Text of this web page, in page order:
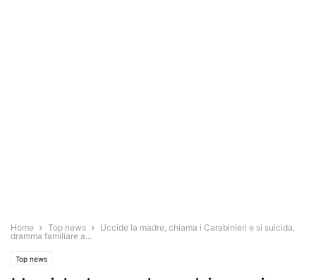
Home Top news
Uccide la madre, chiama i Carabinieri e si suicida,
dramma familiare a...
Top news